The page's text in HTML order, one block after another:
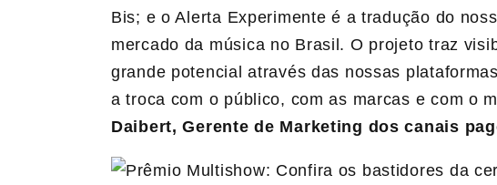
Bis; e o Alerta Experimente é a tradução do
mercado da música no Brasil. O projeto traz
grande potencial através das nossas
a troca com o público, com as marcas e com o
Daibert, Gerente de Marketing dos canais